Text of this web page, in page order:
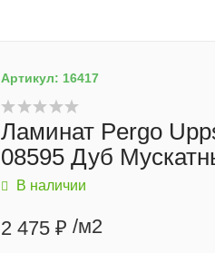
Артикул: 16417
Ламинат Pergo
08595 Дуб
В наличии
2 475 ₽ /м2